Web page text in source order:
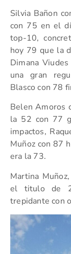
Silvia Bañon
con 75 en el
top-10,
hoy 79 que la
Dimana
una gran
Blasco con 78
Belen Amoros
la 52 con 77
impactos,
Muñoz con 87
era la 73.
Martina
el titulo de
trepidante con